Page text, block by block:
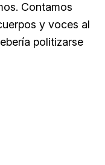
Contamos
y voces al
politizarse